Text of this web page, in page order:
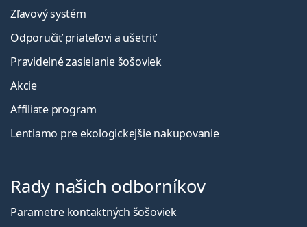
Zľavový systém
Odporučiť priateľovi a ušetriť
Pravidelné zasielanie šošoviek
Akcie
Affiliate program
Lentiamo pre ekologickejšie nakupovanie
Rady našich odborníkov
Parametre kontaktných šošoviek